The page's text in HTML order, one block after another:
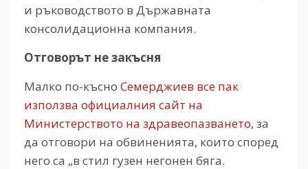
и ръководството в Държавната
консолидационна компания.
Отговорът не закъсня
Малко по-късно Семерджиев все пак
използва официалния сайт на
Министерството на здравеопазването, за
да отговори на обвиненията, които според
него са „в стил гузен негонен бяга.